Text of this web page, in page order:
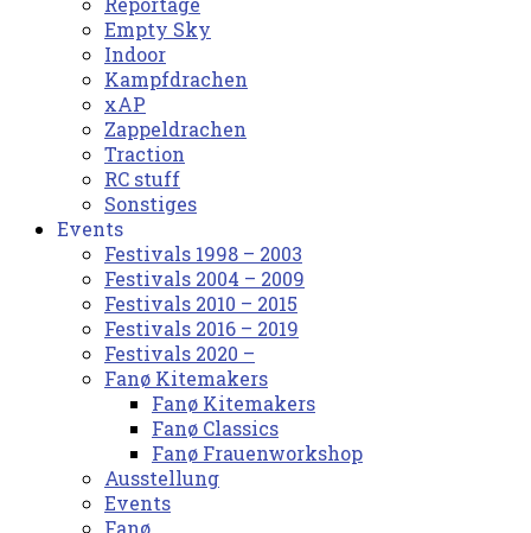
Empty Sky
Indoor
Kampfdrachen
xAP
Zappeldrachen
Traction
RC stuff
Sonstiges
Events
Festivals 1998 – 2003
Festivals 2004 – 2009
Festivals 2010 – 2015
Festivals 2016 – 2019
Festivals 2020 –
Fanø Kitemakers
Fanø Kitemakers
Fanø Classics
Fanø Frauenworkshop
Ausstellung
Events
Fanø